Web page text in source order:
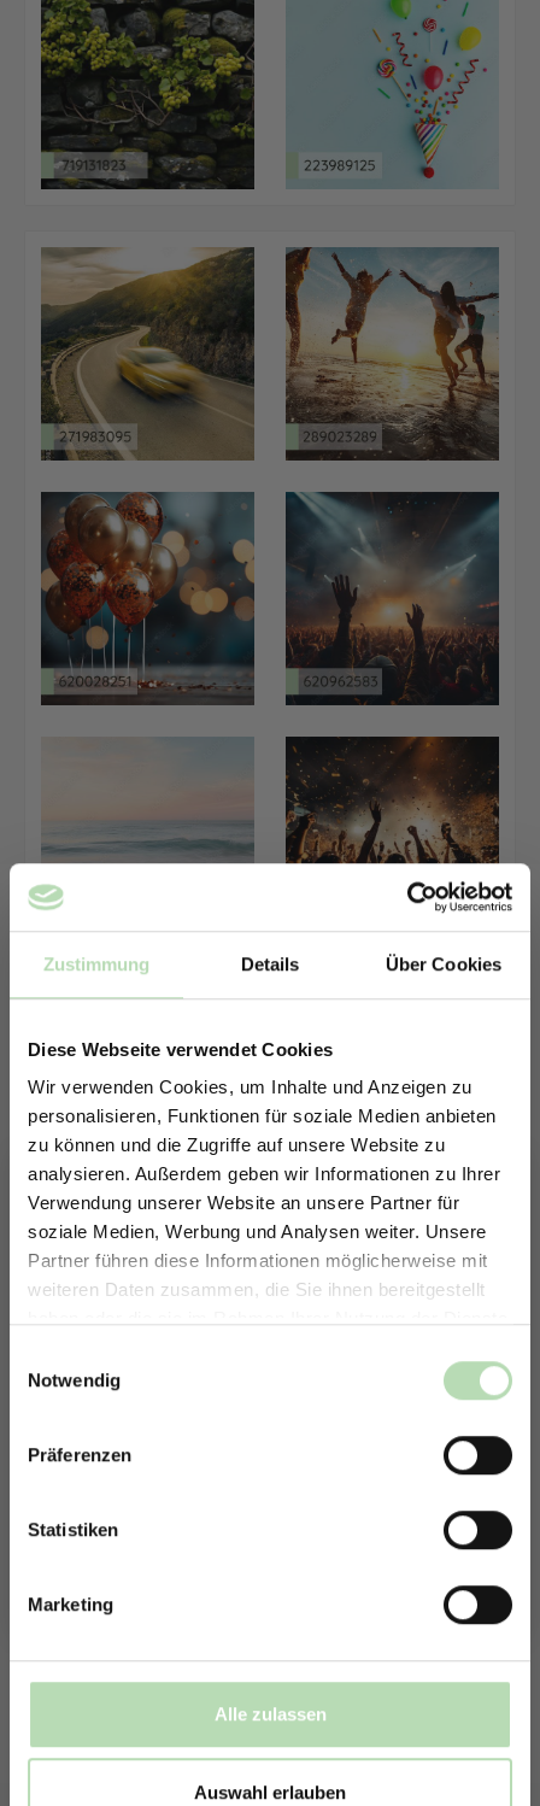
Zustimmung Details Über Cookies
Diese Webseite verwendet Cookies
Wir verwenden Cookies, um Inhalte und Anzeigen zu
personalisieren, Funktionen für soziale Medien anbieten
zu können und die Zugriffe auf unsere Website zu
analysieren. Außerdem geben wir Informationen zu Ihrer
Verwendung unserer Website an unsere Partner für
soziale Medien, Werbung und Analysen weiter. Unsere
Partner führen diese Informationen möglicherweise mit
weiteren Daten zusammen, die Sie ihnen bereitgestellt
Notwendig
Präferenzen
Statistiken
Marketing
Alle zulassen
Auswahl erlauben
ERHALTE 5% RABATT AUF
DEINE RÜCKWÄNDE